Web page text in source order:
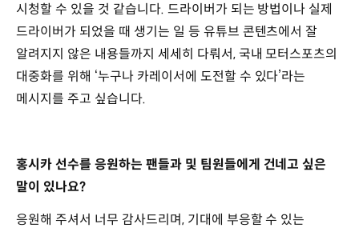
시청할 수 있을 것 같습니다. 드라이버가 되는 방법이나 실제
드라이버가 되었을 때 생기는 일 등 유튜브 콘텐츠에서 잘
알려지지 않은 내용들까지 세세히 다뤄서, 국내 모터스포츠의
대중화를 위해 ‘누구나 카레이서에 도전할 수 있다’라는
메시지를 주고 싶습니다.
홍시카 선수를 응원하는 팬들과 및 팀원들에게 건네고 싶은
말이 있나요?
응원해 주셔서 너무 감사드리며, 기대에 부응할 수 있는